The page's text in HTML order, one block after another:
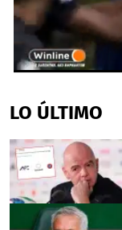
of
32
LO ÚLTIMO